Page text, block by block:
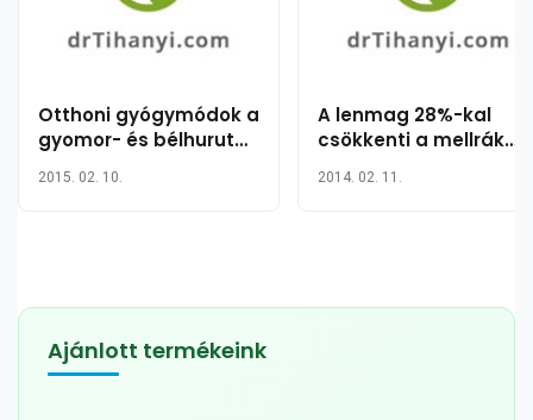
Otthoni gyógymódok a
gyomor- és bélhurut
kezelésére
2015. 02. 10.
A lenmag 28%-kal
csökkenti a mellrák
egy új tanulmány
2014. 02. 11.
Ajánlott termékeink